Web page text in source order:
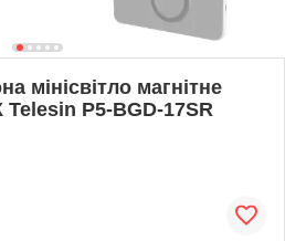
мінісвітло магнітне
Telesin P5-BGD-17SR